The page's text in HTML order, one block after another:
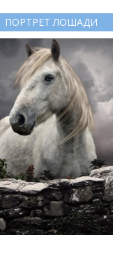
ПОРТРЕТ ЛОШАДИ